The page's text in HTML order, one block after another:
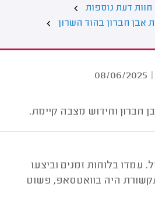
חוות דעת נוספות
אבן חברון בהוד השרון
|
08/06/2025
חברון וחידוש מצבה קיימת.
עמדו בלוחות זמנים וביצעו
היה בוואטסאפ, פשוט